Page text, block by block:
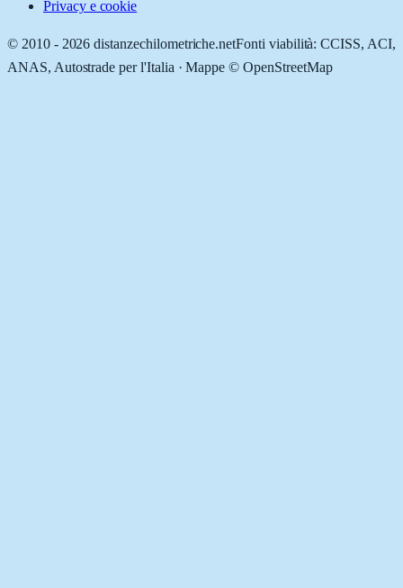
Privacy e cookie
© 2010 - 2026 distanzechilometriche.netFonti viabilità: CCISS, ACI,
ANAS, Autostrade per l'Italia · Mappe © OpenStreetMap